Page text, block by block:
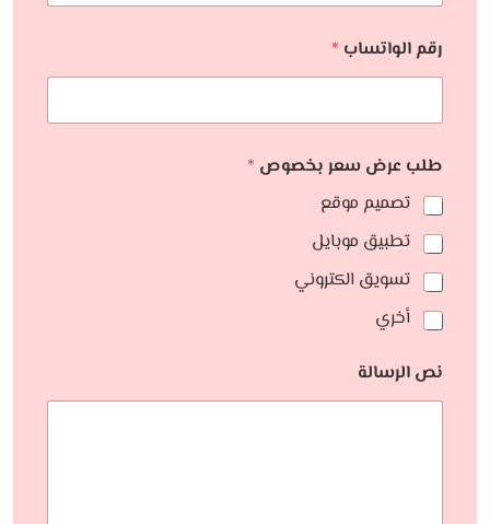
رقم الواتساب *
طلب عرض سعر بخصوص *
تصميم موقع
تطبيق موبايل
تسويق الكتروني
أخري
نص الرسالة